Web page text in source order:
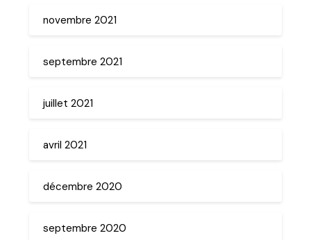
novembre 2021
septembre 2021
juillet 2021
avril 2021
décembre 2020
septembre 2020